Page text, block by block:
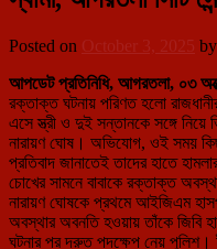
Posted on October 3, 2025 by
আপডেট প্রতিনিধি, আগরতলা, ০৩
রক্তাক্ত ঘটনায় পরিণত হলো
এসে স্ত্রী ও দুই সন্তানকে সঙ্গে নিয়ে
নারায়ণ ঘোষ। অভিযোগ, ওই সময়
প্রতিবাদ জানাতেই তাদের হাতে
চোখের সামনে বাবাকে রক্তাক্ত
নারায়ণ ঘোষকে প্রথমে আইজিএম
অবস্থার অবনতি হওয়ায় তাঁকে জিবি
ঘটনার পর দ্রুত পদক্ষেপ নেয়